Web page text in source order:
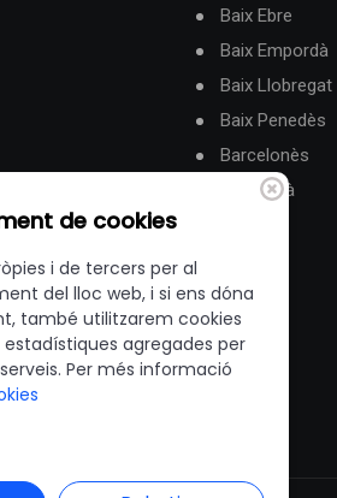
Baix Ebre
Baix Empordà
Baix Llobregat
Baix Penedès
Barcelonès
Berguedà
de cookies
i de tercers per al
del lloc web, i si ens dóna
també utilitzarem cookies
agregades per
Per més informació